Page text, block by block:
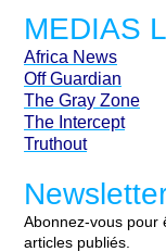
MEDIAS
Africa News
Off Guardian
The Gray Zone
The Intercept
Truthout
Abonnez-vous pour
articles publiés.